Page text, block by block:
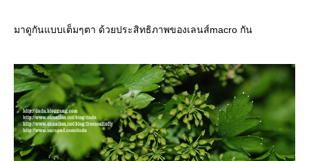
มาดูกันแบบเต็มๆตา ด้วยประสิทธิภาพของเลนส์macro กัน